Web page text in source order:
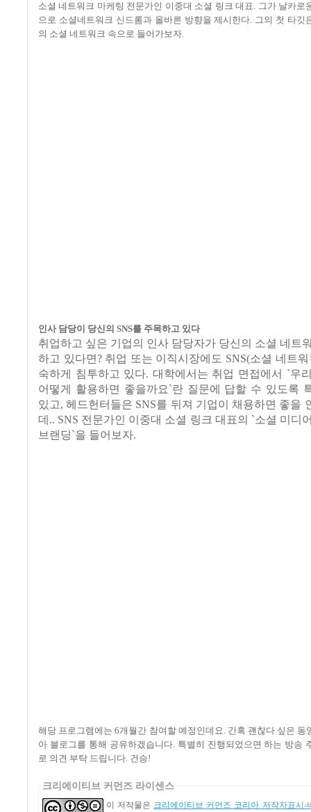
소셜 네트워크 마케팅 전문가인 이중대 소셜 링크 대표
그가 날카로
으로 소셜네트워크 신드롬과 올바른 방향을 제시한다 그의 첫 타깃
의 소셜 네트워크 속으로 들어가보자
인사 담당이 당신의 SNS를 주목하고 있다
취업하고 싶은 기업의 인사 담당자가 당신의 소셜 네트
하고 있다면? 취업 또는 이직시장에도 SNS(소셜 네트
숙하게 침투하고 있다. 대학에서는 취업 면접에서 `우
어떻게 활용하면 좋을까요`란 질문에 답할 수 있도록
있고,헤드헌터들은 SNS를 뒤져 기업이 채용하면 좋을
데 .. SNS 전문가인 이중대 소셜 링크 대표의 `소셜 미디
브랜딩`을 들어보자.
해당 프로그램에는 6개월간 참여할 예정인데요 간혹 괜찮다 싶은 동
아 블로그를 통해 공유하겠습니다. 특별히 진행되었으면 하는 방송
로 의견 부탁 드립니다 건승!
크리에이티브 커먼즈 라이센스
이 저작물은 크리에이티브 커먼즈 코리아 저작자표시-